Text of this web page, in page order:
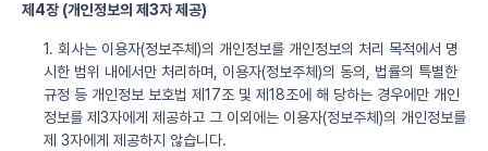
제4장 (개인정보의 제3자 제공)
1. 회사는 이용자(정보주체)의 개인정보를 개인정보의 처리 목적에서 명
시한 범위 내에서만 처리하며, 이용자(정보주체)의 동의, 법률의 특별한
규정 등 개인정보 보호법 제17조 및 제18조에 해 당하는 경우에만 개인
정보를 제3자에게 제공하고 그 이외에는 이용자(정보주체)의 개인정보를
제 3자에게 제공하지 않습니다.